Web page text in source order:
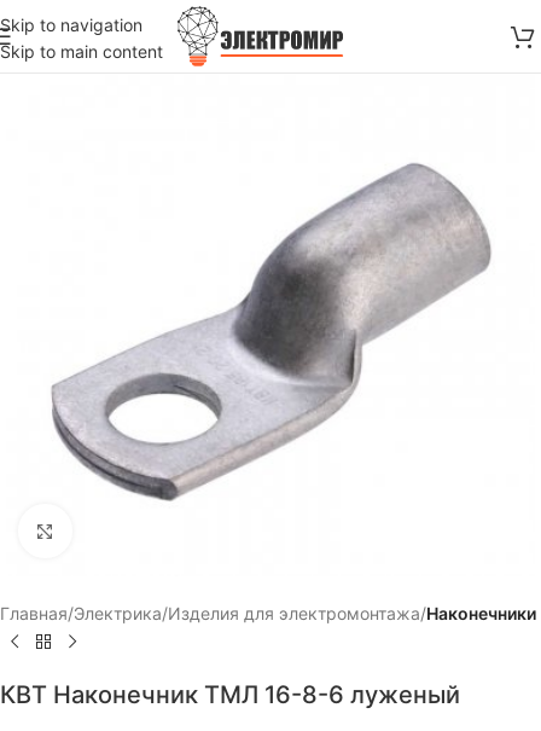
Skip to navigation
Skip to main content
Главная Электрика Изделия для электромонтажа Наконечники
КВТ Наконечник ТМЛ 16-8-6 луженый